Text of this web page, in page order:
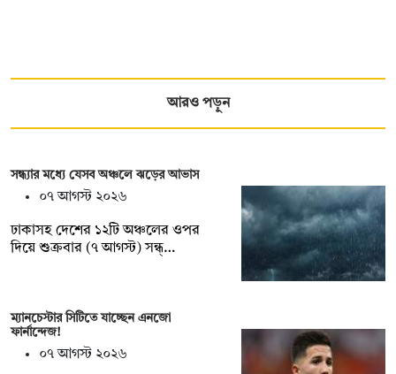
আরও পড়ুন
সন্ধ্যার মধ্যে যেসব অঞ্চলে ঝড়ের আভাস
০৭ আগস্ট ২০২৬
ঢাকাসহ দেশের ১২টি অঞ্চলের ওপর
দিয়ে শুক্রবার (৭ আগস্ট) সন্ধ্…
ম্যানচেস্টার সিটিতে যাচ্ছেন এনজো
ফার্নান্দেজ!
০৭ আগস্ট ২০২৬